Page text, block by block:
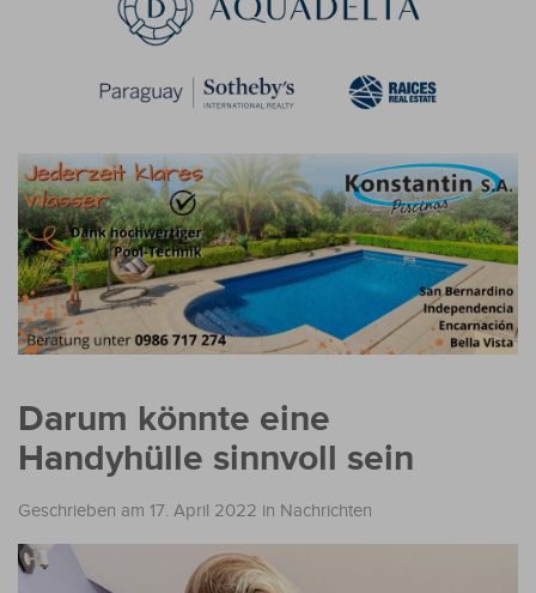
Darum könnte eine
Handyhülle sinnvoll sein
Geschrieben am 17. April 2022 in Nachrichten